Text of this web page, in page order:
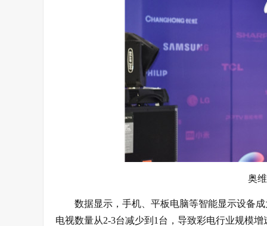
奥
数据显示，手机、平板电脑等智能显示设备
电视数量从2-3台减少到1台，导致彩电行业规模增